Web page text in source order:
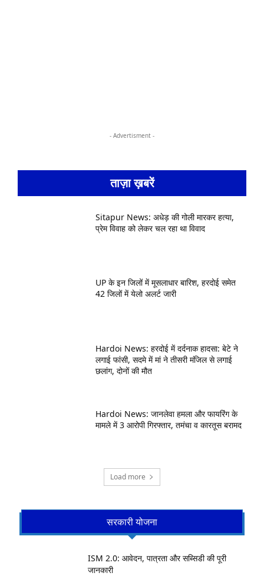
- Advertisment -
ताज़ा ख़बरें
Sitapur News: अधेड़ की गोली मारकर हत्या,
प्रेम विवाह को लेकर चल रहा था विवाद
UP के इन जिलों में मूसलाधार बारिश, हरदोई समेत
42 जिलों में येलो अलर्ट जारी
Hardoi News: हरदोई में दर्दनाक हादसा: बेटे ने
लगाई फांसी, सदमे में मां ने तीसरी मंजिल से लगाई
छलांग, दोनों की मौत
Hardoi News: जानलेवा हमला और फायरिंग के
मामले में 3 आरोपी गिरफ्तार, तमंचा व कारतूस बरामद
Load more
सरकारी योजना
ISM 2.0: आवेदन, पात्रता और सब्सिडी की पूरी
जानकारी